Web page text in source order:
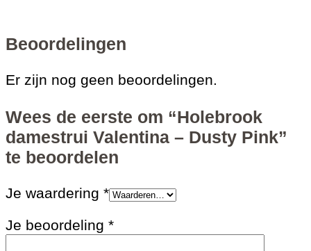
Beoordelingen
Er zijn nog geen beoordelingen.
Wees de eerste om “Holebrook
damestrui Valentina – Dusty Pink”
te beoordelen
Je waardering *
Je beoordeling *